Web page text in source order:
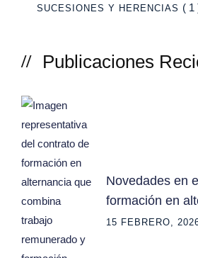
SUCESIONES Y HERENCIAS ( 1
Publicaciones
Novedades en
formación en
15 FEBRERO,